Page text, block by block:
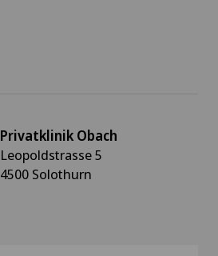
Privatklinik Obach
Leopoldstrasse 5
4500 Solothurn